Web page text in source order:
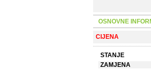
OSNOVNE
CIJENA
STANJE
ZAMJENA